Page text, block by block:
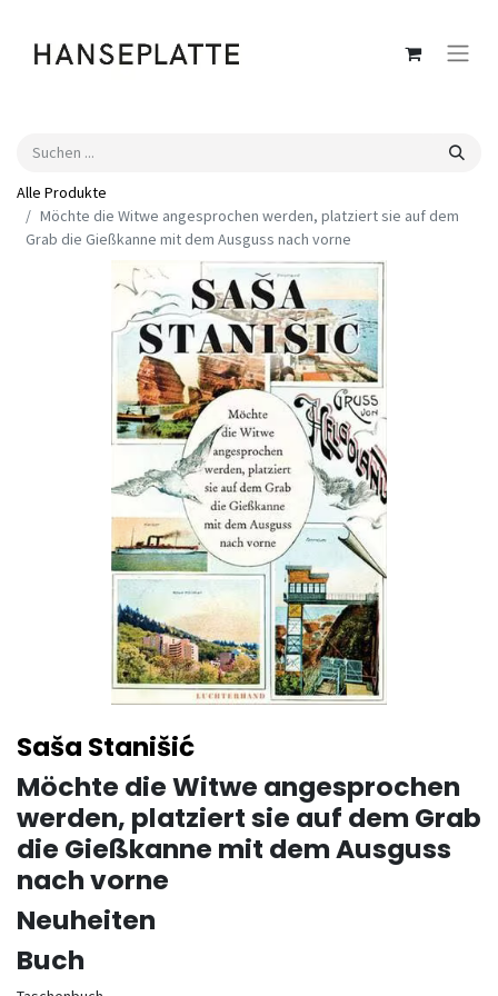
Alle Produkte
Möchte die Witwe angesprochen werden, platziert sie auf dem
Grab die Gießkanne mit dem Ausguss nach vorne
Saša Stanišić
Möchte die Witwe angesprochen
werden, platziert sie auf dem Grab
die Gießkanne mit dem Ausguss
nach vorne
Neuheiten
Buch